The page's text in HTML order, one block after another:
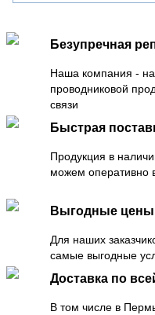
Безупречная
Наша компания -
проводниковой
связи
Быстрая
Продукция в
можем оперативно
Выгодные цены
Для наших
самые выгодные
Доставка по
В том числе в